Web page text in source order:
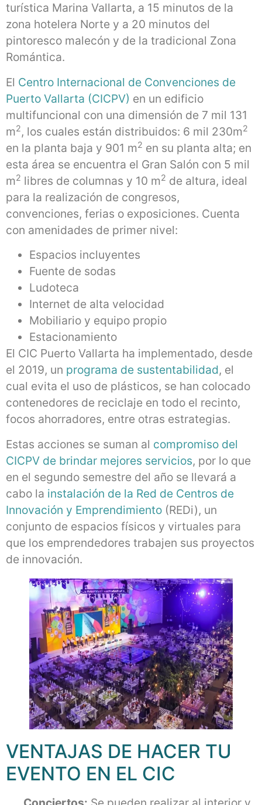
turística Marina Vallarta, a 15 minutos de la
zona hotelera Norte y a 20 minutos del
pintoresco malecón y de la tradicional Zona
Romántica.
El Centro Internacional de Convenciones de
Puerto Vallarta (CICPV) en un edificio
multifuncional con una dimensión de 7 mil 131
m2, los cuales están distribuidos: 6 mil 230m2
en la planta baja y 901 m2 en su planta alta; en
esta área se encuentra el Gran Salón con 5 mil
m2 libres de columnas y 10 m2 de altura, ideal
para la realización de congresos,
convenciones, ferias o exposiciones. Cuenta
con amenidades de primer nivel:
Espacios incluyentes
Fuente de sodas
Ludoteca
Internet de alta velocidad
Mobiliario y equipo propio
Estacionamiento
El CIC Puerto Vallarta ha implementado, desde
el 2019, un programa de sustentabilidad, el
cual evita el uso de plásticos, se han colocado
contenedores de reciclaje en todo el recinto,
focos ahorradores, entre otras estrategias.
Estas acciones se suman al compromiso del
CICPV de brindar mejores servicios, por lo que
en el segundo semestre del año se llevará a
cabo la instalación de la Red de Centros de
Innovación y Emprendimiento (REDi), un
conjunto de espacios físicos y virtuales para
que los emprendedores trabajen sus proyectos
de innovación.
VENTAJAS DE HACER TU
EVENTO EN EL CIC